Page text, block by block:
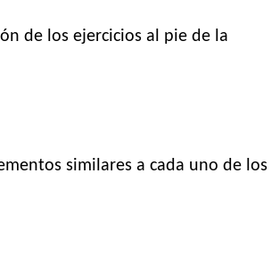
de los ejercicios al pie de la
similares a cada uno de los